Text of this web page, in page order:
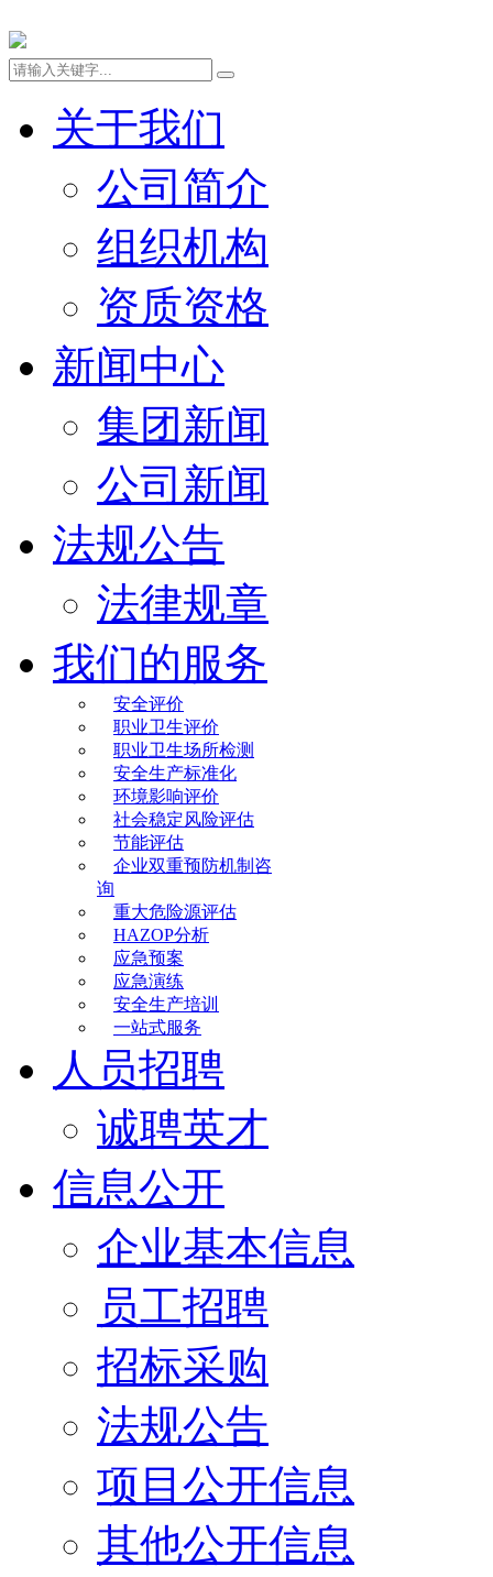
关于我们
公司简介
组织机构
资质资格
新闻中心
集团新闻
公司新闻
法规公告
法律规章
我们的服务
安全评价
职业卫生评价
职业卫生场所检测
安全生产标准化
环境影响评价
社会稳定风险评估
节能评估
企业双重预防机制咨
询
重大危险源评估
HAZOP分析
应急预案
应急演练
安全生产培训
一站式服务
人员招聘
诚聘英才
信息公开
企业基本信息
员工招聘
招标采购
法规公告
项目公开信息
其他公开信息